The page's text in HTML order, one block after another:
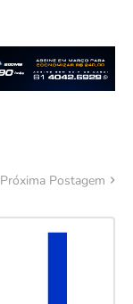
Próxima Postagem